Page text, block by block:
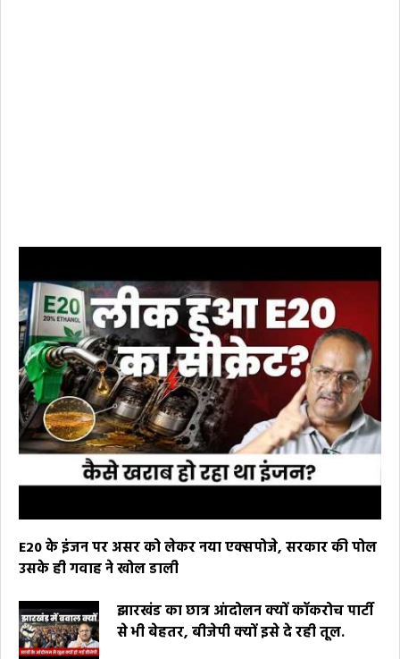
E20 के इंजन पर असर को लेकर नया एक्सपोजे, सरकार की पोल
उसके ही गवाह ने खोल डाली
झारखंड का छात्र आंदोलन क्यों कॉकरोच पार्टी
से भी बेहतर, बीजेपी क्यों इसे दे रही तूल.